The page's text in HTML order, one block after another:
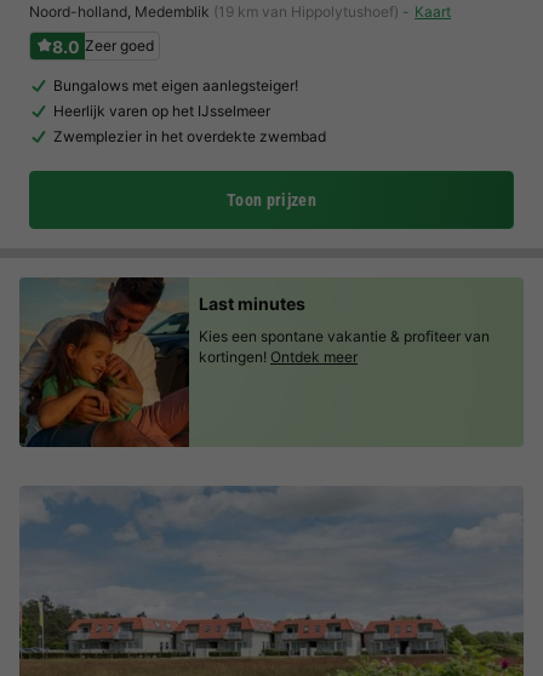
Noord-holland, Medemblik (19 km van Hippolytushoef) Kaart
8.0 Zeer goed
Bungalows met eigen aanlegsteiger!
Heerlijk varen op het IJsselmeer
Zwemplezier in het overdekte zwembad
Toon prijzen
Last minutes
Kies een spontane vakantie & profiteer van
kortingen! Ontdek meer